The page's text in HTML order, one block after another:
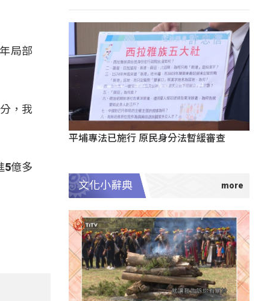
局部
，我
5億多
平埔專法已施行 原民身分法暫緩審查
文化小辭典